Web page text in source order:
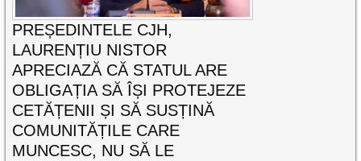
PREȘEDINTELE CJH,
LAURENȚIU NISTOR
APRECIAZĂ CĂ STATUL ARE
OBLIGAȚIA SĂ ÎȘI PROTEJEZE
CETĂȚENII ȘI SĂ SUSȚINĂ
COMUNITĂȚILE CARE
MUNCESC, NU SĂ LE